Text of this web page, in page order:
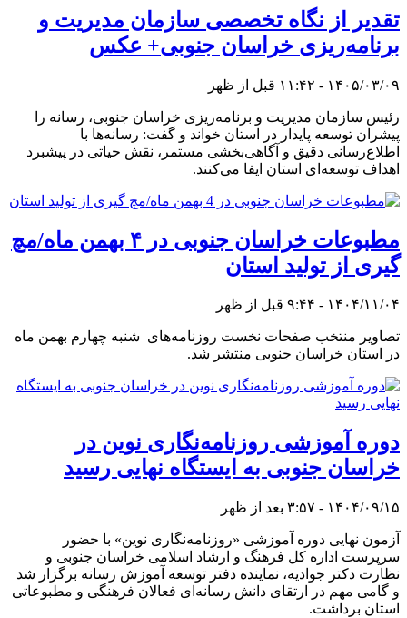
تقدیر از نگاه تخصصی سازمان مدیریت و
برنامه‌ریزی خراسان جنوبی+ عکس
۱۴۰۵/۰۳/۰۹ - ۱۱:۴۲ قبل از ظهر
رئیس سازمان مدیریت و برنامه‌ریزی خراسان جنوبی، رسانه‌ را
پیشران توسعه پایدار در استان خواند و گفت: رسانه‌ها با
اطلاع‌رسانی دقیق و آگاهی‌بخشی مستمر، نقش حیاتی در پیشبرد
اهداف توسعه‌ای استان ایفا می‌کنند.
مطبوعات خراسان جنوبی در ۴ بهمن ماه/مچ
گیری از تولید استان
۱۴۰۴/۱۱/۰۴ - ۹:۴۴ قبل از ظهر
تصاویر منتخب صفحات نخست روزنامه‌های شنبه چهارم بهمن ماه
در استان خراسان جنوبی منتشر شد.
دوره آموزشی روزنامه‌نگاری نوین در
خراسان جنوبی به ایستگاه نهایی رسید
۱۴۰۴/۰۹/۱۵ - ۳:۵۷ بعد از ظهر
آزمون نهایی دوره آموزشی «روزنامه‌نگاری نوین» با حضور
سرپرست اداره کل فرهنگ و ارشاد اسلامی خراسان جنوبی و
نظارت دکتر جوادیه، نماینده دفتر توسعه آموزش رسانه برگزار شد
و گامی مهم در ارتقای دانش رسانه‌ای فعالان فرهنگی و مطبوعاتی
استان برداشت.